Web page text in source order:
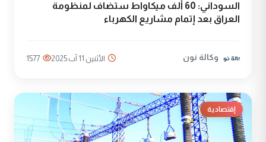
السوداني: 60 ألف ميكاواط ستضاف لمنظومة
العراق بعد إتمام مشاريع الكهرباء
وكالة نون الأثنين 11 آب 2025 1577
إقتصادية